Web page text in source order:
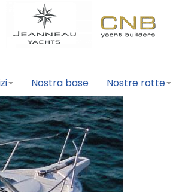
Nostra base Nostre rotte